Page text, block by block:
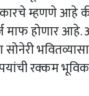
म्हणणे आहे
माफ होणार आहे.
रक्कम